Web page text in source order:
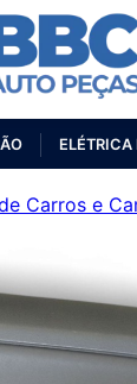
Carros e